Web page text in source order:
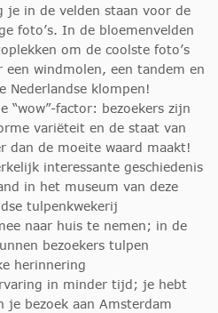
je in de velden staan voor de
foto’s. In de bloemenvelden
om de coolste foto’s
een windmolen, een tandem en
Nederlandse klompen!
“wow”-factor: bezoekers zijn
variëteit en de staat van
dan de moeite waard maakt!
interessante geschiedenis
in het museum van deze
tulpenkwekerij
naar huis te nemen; in de
bezoekers tulpen
herinnering
in minder tijd; je hebt
je bezoek aan Amsterdam